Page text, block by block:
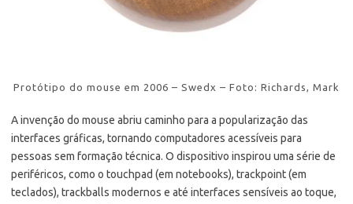
Protótipo do mouse em 2006 – Swedx – Foto: Richards, Mark
A invenção do mouse abriu caminho para a popularização das
interfaces gráficas, tornando computadores acessíveis para
pessoas sem formação técnica. O dispositivo inspirou uma série de
periféricos, como o touchpad (em notebooks), trackpoint (em
teclados), trackballs modernos e até interfaces sensíveis ao toque,